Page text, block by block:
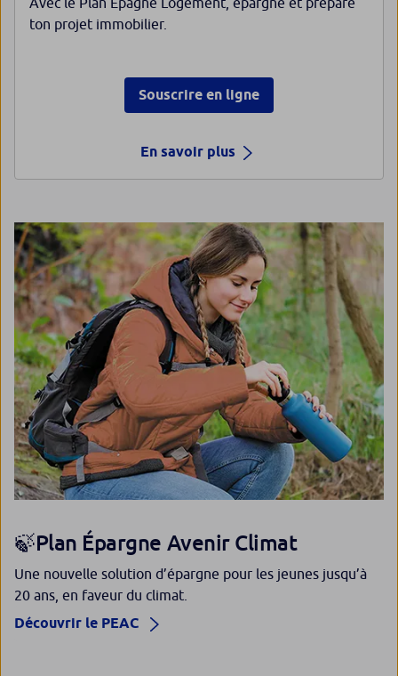
ton projet immobilier.
Souscrire en ligne
En savoir plus
🍃Plan Épargne Avenir Climat
Une nouvelle solution d’épargne pour les jeunes jusqu’à
20 ans, en faveur du climat.
Découvrir le PEAC